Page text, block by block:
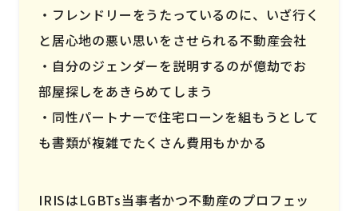
フレンドリーをうたっているのに、いざ行く
と居心地の悪い思いをさせられる不動産会社
自分のジェンダーを説明するのが億劫でお
部屋探しをあきらめてしまう
同性パートナーで住宅ローンを組もうとして
も書類が複雑でたくさん費用もかかる
IRISはLGBTs当事者かつ不動産のプロフェッ